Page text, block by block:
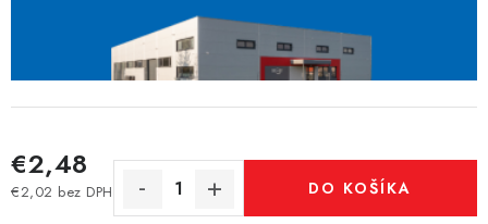
€2,48
€2,02 bez DPH
Jednotková cena:
DO KOŠÍKA